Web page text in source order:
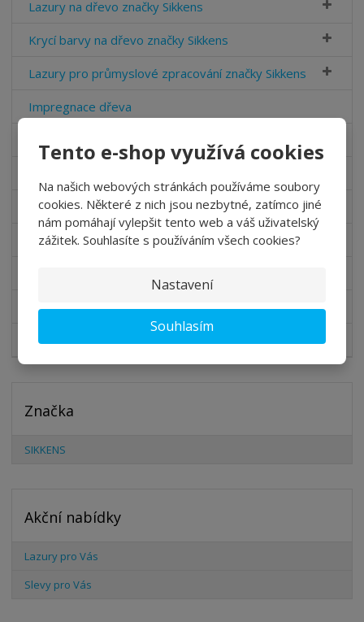
Tento e-shop využívá cookies
Na našich webových stránkách používáme soubory
cookies. Některé z nich jsou nezbytné, zatímco jiné
nám pomáhají vylepšit tento web a váš uživatelský
zážitek. Souhlasíte s používáním všech cookies?
Nastavení
Souhlasím
Lazury na dřevo značky Sikkens
Krycí barvy na dřevo značky Sikkens
Lazury pro průmyslové zpracování značky Sikkens
Impregnace dřeva
Odstraňovač barvy
Udržovací sada
Doplňkový sortiment
Výprodej
Značka
SIKKENS
Akční nabídky
Lazury pro Vás
Slevy pro Vás